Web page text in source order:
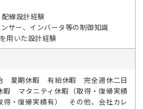
配線設計経験
サー、インバータ等の制御知識
用いた設計経験
夏期休暇 有給休暇 完全週休二日
マタニティ休暇（取得・復帰実績
・復帰実績有） その他、会社カレ